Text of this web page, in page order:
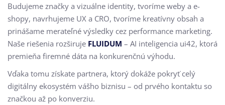
Budujeme značky a vizuálne identity, tvoríme weby a e-
shopy, navrhujeme UX a CRO, tvoríme kreatívny obsah a
prinášame merateľné výsledky cez performance marketing.
Naše riešenia rozširuje FLUIDUM – AI inteligencia ui42, ktorá
premieňa firemné dáta na konkurenčnú výhodu.
Vďaka tomu získate partnera, ktorý dokáže pokryť celý
digitálny ekosystém vášho biznisu – od prvého kontaktu so
značkou až po konverziu.